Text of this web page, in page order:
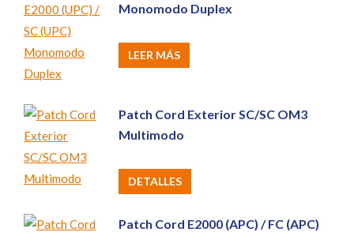
Monomodo Duplex
LEER MÁS
Patch Cord Exterior SC/SC OM3
Multimodo
DETALLES
Patch Cord E2000 (APC) / FC (APC)